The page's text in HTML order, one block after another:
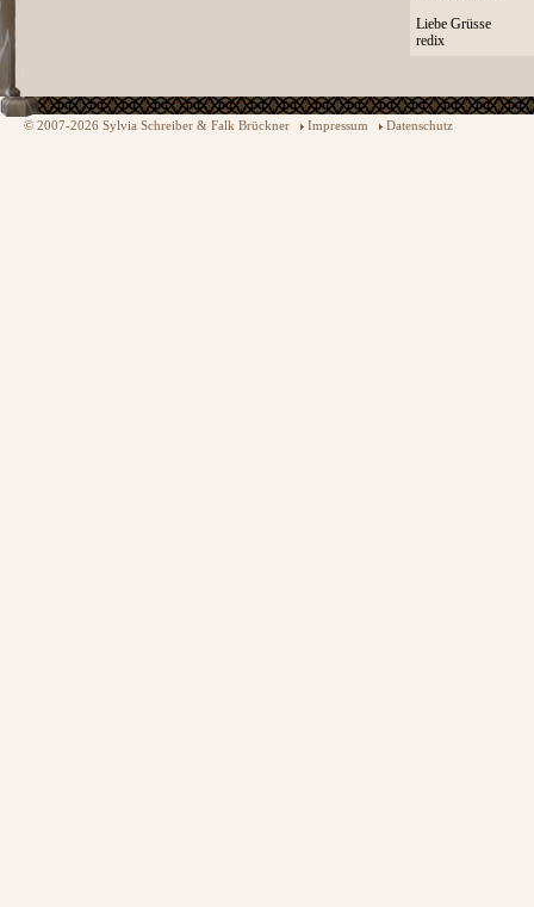
Liebe Grüsse
redix
© 2007-2026 Sylvia Schreiber & Falk Brückner Impressum Datenschutz